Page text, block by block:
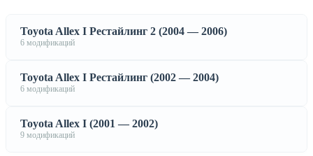
Toyota Allex I Рестайлинг 2 (2004 — 2006)
6 модификаций
Toyota Allex I Рестайлинг (2002 — 2004)
6 модификаций
Toyota Allex I (2001 — 2002)
9 модификаций